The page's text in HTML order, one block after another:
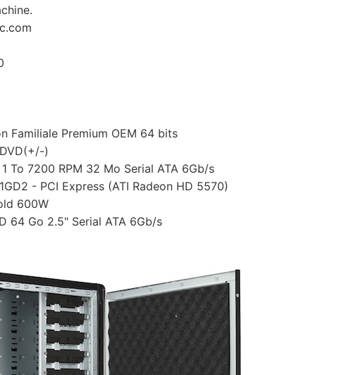
Familiale Premium OEM 64 bits
)
To 7200 RPM 32 Mo Serial ATA 6Gb/s
- PCI Express (ATI Radeon HD 5570)
600W
64 Go 2.5" Serial ATA 6Gb/s